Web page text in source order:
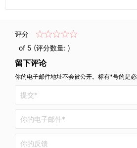
评分
of 5 (评分数量: )
留下评论
你的电子邮件地址不会被公开。标有*号的是